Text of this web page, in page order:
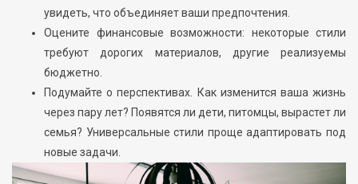
увидеть, что объединяет ваши предпочтения.
Оцените финансовые возможности: некоторые стили
требуют дорогих материалов, другие реализуемы
бюджетно.
Подумайте о перспективах. Как изменится ваша жизнь
через пару лет? Появятся ли дети, питомцы, вырастет ли
семья? Универсальные стили проще адаптировать под
новые задачи.